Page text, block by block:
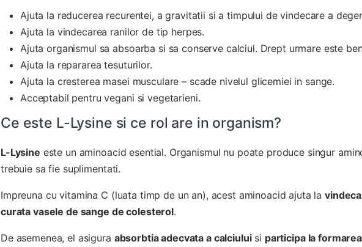
Ajuta la reducerea recurentei, a gravitatii si a timpului de vindecare a
Ajuta la vindecarea ranilor de tip herpes.
Ajuta organismul sa absoarba si sa conserve calciul. Drept urmare este
Ajuta la repararea tesuturilor.
Ajuta la cresterea masei musculare – scade nivelul glicemiei in sange.
Acceptabil pentru vegani si vegetarieni.
Ce este L-Lysine si ce rol are in organism?
L-Lysine este un aminoacid esential. Organismul nu poate produce singur
trebuie sa fie suplimentati.
Impreuna cu vitamina C (luata timp de un an), acest aminoacid ajuta la
curata vasele de sange de colesterol.
De asemenea, el asigura absorbtia adecvata a calciuluisi participa la